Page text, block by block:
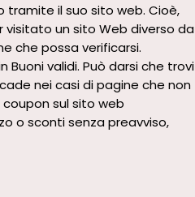
tramite il suo sito web. Cioè,
visitato un sito Web diverso da
che possa verificarsi.
validi. Può darsi che trovi
nei casi di pagine che non
sul sito web
o sconti senza preavviso,